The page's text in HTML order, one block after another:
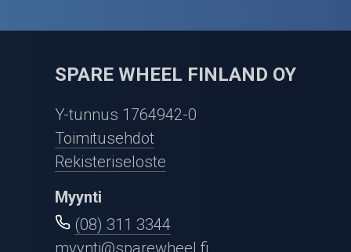
SPARE WHEEL FINLAND OY
Y-tunnus 1764942-0
Toimitusehdot
Rekisteriseloste
Myynti
(08) 311 3344
myynti@sparewheel.fi